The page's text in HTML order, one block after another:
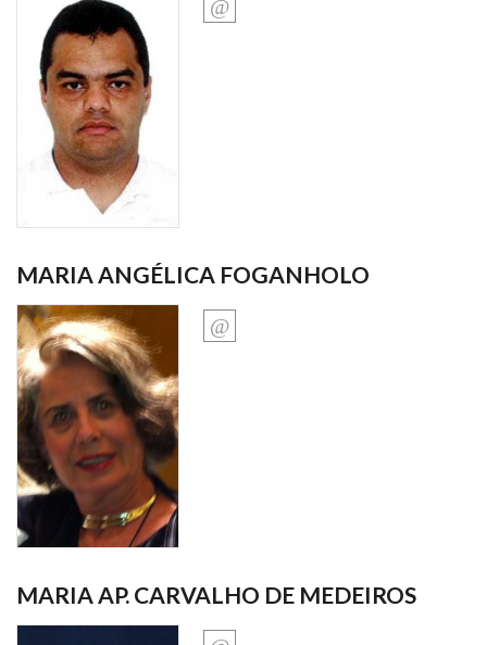
MARIA ANGÉLICA FOGANHOLO
MARIA AP. CARVALHO DE MEDEIROS